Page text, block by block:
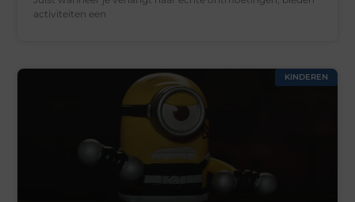
activiteiten een
KINDEREN